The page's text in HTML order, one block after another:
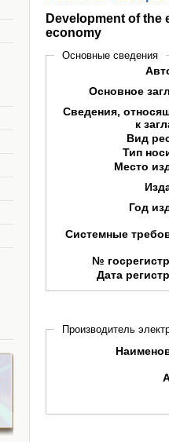
Development of
economy
Основные сведения
Основное
Сведения,
к
Вид
Тип
Место
Год
Системные
№
Дата
Производитель